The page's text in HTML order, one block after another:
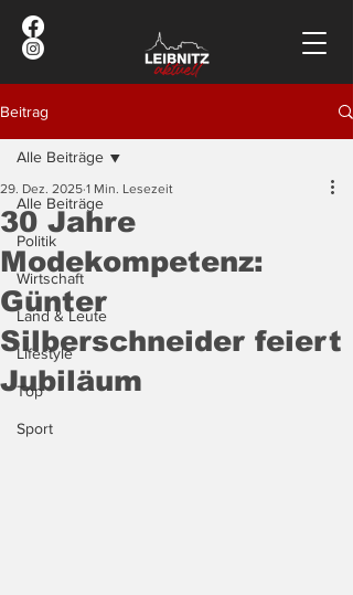
Beitrag
Alle Beiträge
Politik
Wirtschaft
Land & Leute
Lifestyle
Top
Sport
Alle Beiträge
30 Jahre
Modekompetenz:
Günter
Silberschneider feiert
Jubiläum
29. Dez. 2025 1 Min. Lesezeit